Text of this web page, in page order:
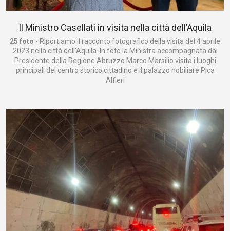
Il Ministro Casellati in visita nella città dell’Aquila
25 foto - Riportiamo il racconto fotografico della visita del 4 aprile
2023 nella città dell'Aquila. In foto la Ministra accompagnata dal
Presidente della Regione Abruzzo Marco Marsilio visita i luoghi
principali del centro storico cittadino e il palazzo nobiliare Pica
Alfieri